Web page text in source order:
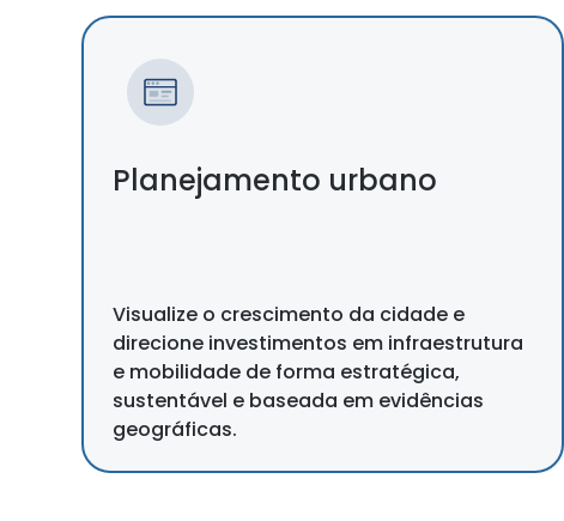
Planejamento urbano
Visualize o crescimento da cidade e
direcione investimentos em infraestrutura
e mobilidade de forma estratégica,
sustentável e baseada em evidências
geográficas.